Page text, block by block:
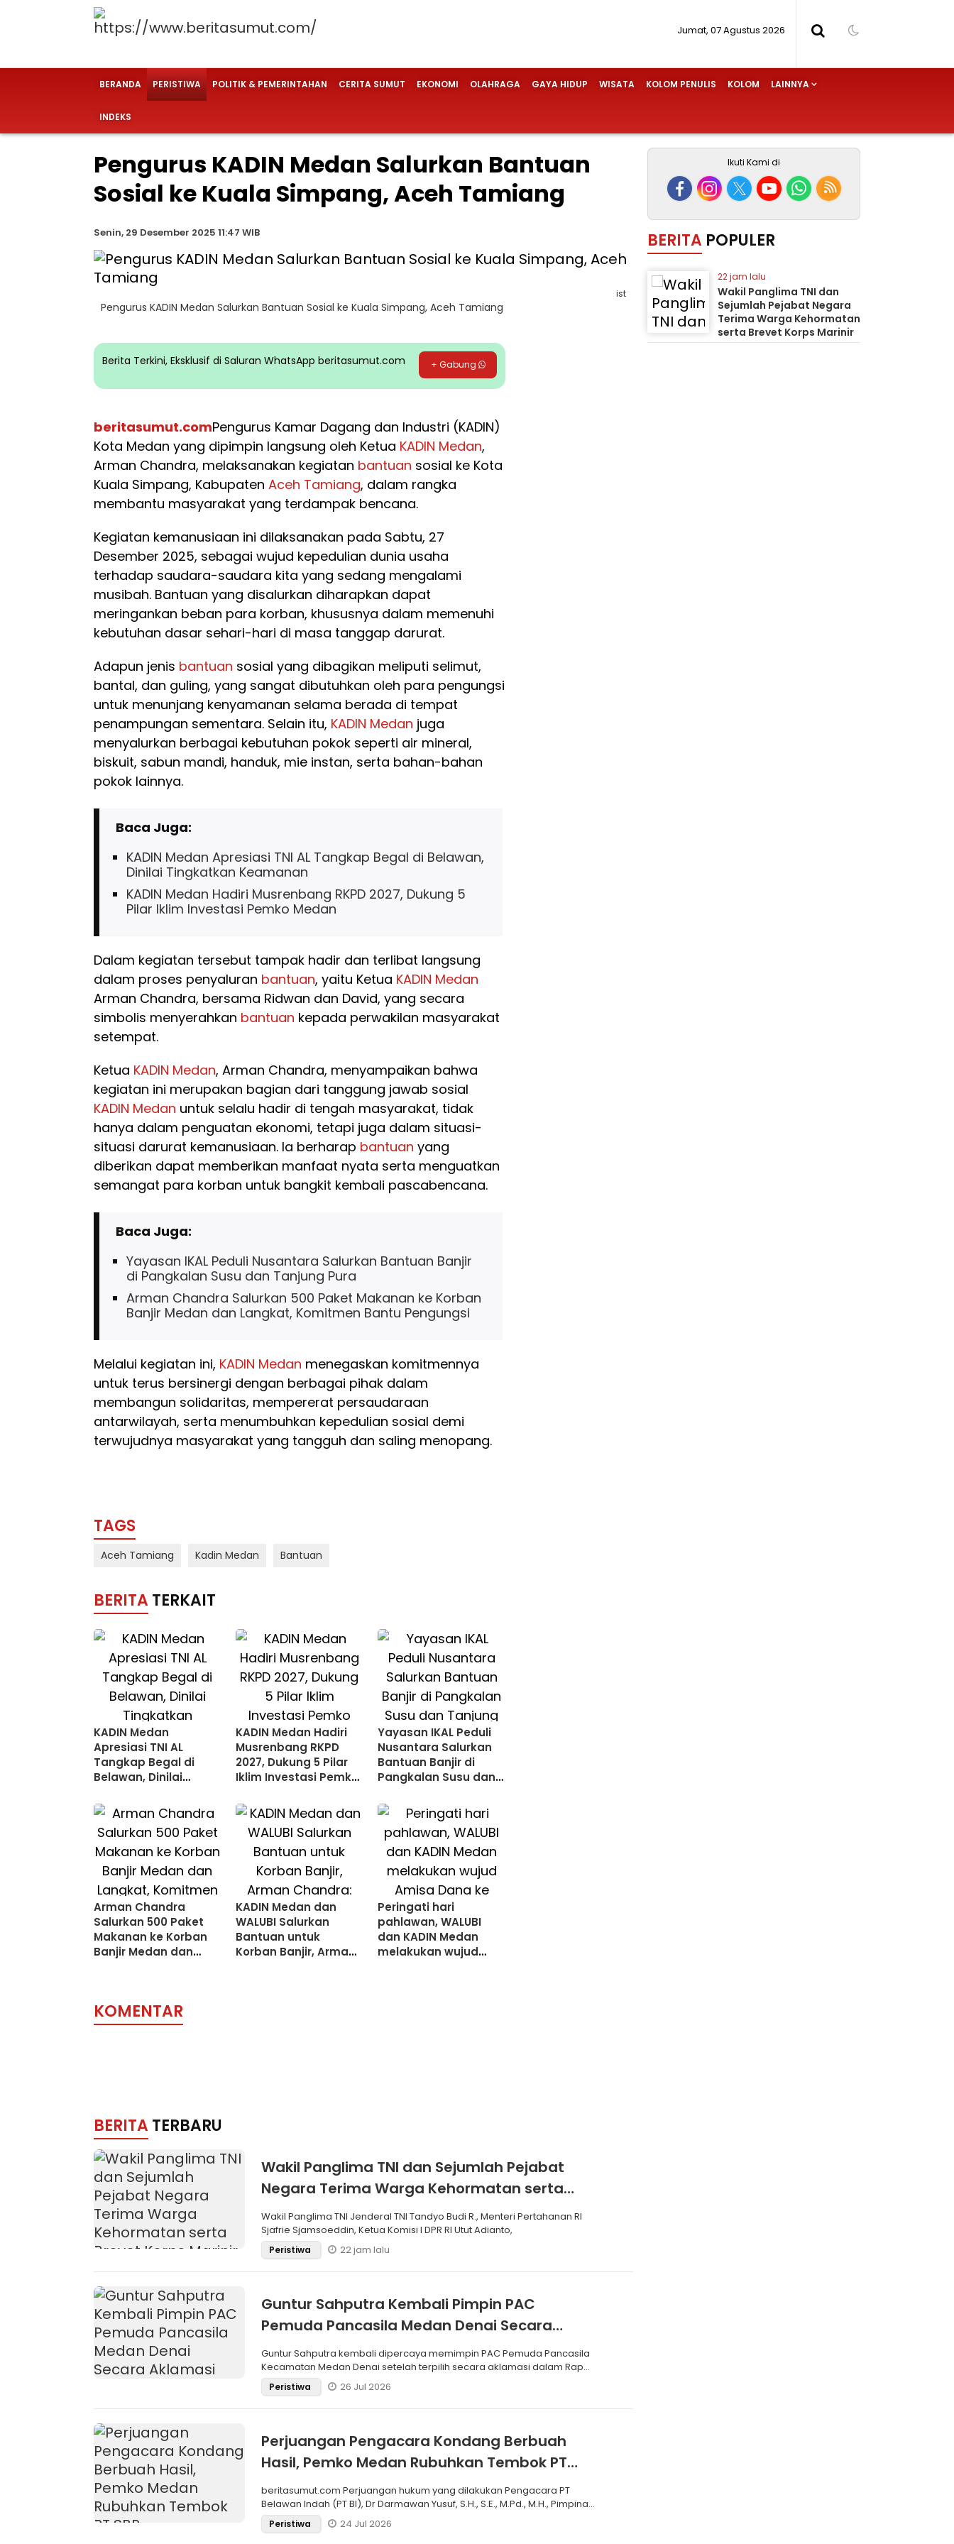
Jumat, 07 Agustus 2026
BERANDA PERISTIWA POLITIK & PEMERINTAHAN CERITA SUMUT EKONOMI OLAHRAGA GAYA HIDUP WISATA KOLOM PENULIS KOLOM LAINNYA
INDEKS
Pengurus KADIN Medan Salurkan Bantuan
Sosial ke Kuala Simpang, Aceh Tamiang
Senin, 29 Desember 2025 11:47 WIB
ist
Pengurus KADIN Medan Salurkan Bantuan Sosial ke Kuala Simpang, Aceh Tamiang
Berita Terkini, Eksklusif di Saluran WhatsApp beritasumut.com + Gabung
beritasumut.comPengurus Kamar Dagang dan Industri (KADIN)
Kota Medan yang dipimpin langsung oleh Ketua KADIN Medan,
Arman Chandra, melaksanakan kegiatan bantuan sosial ke Kota
Kuala Simpang, Kabupaten Aceh Tamiang, dalam rangka
membantu masyarakat yang terdampak bencana.
Kegiatan kemanusiaan ini dilaksanakan pada Sabtu, 27
Desember 2025, sebagai wujud kepedulian dunia usaha
terhadap saudara-saudara kita yang sedang mengalami
musibah. Bantuan yang disalurkan diharapkan dapat
meringankan beban para korban, khususnya dalam memenuhi
kebutuhan dasar sehari-hari di masa tanggap darurat.
Adapun jenis bantuan sosial yang dibagikan meliputi selimut,
bantal, dan guling, yang sangat dibutuhkan oleh para pengungsi
untuk menunjang kenyamanan selama berada di tempat
penampungan sementara. Selain itu, KADIN Medan juga
menyalurkan berbagai kebutuhan pokok seperti air mineral,
biskuit, sabun mandi, handuk, mie instan, serta bahan-bahan
pokok lainnya.
Baca Juga:
KADIN Medan Apresiasi TNI AL Tangkap Begal di Belawan,
Dinilai Tingkatkan Keamanan
KADIN Medan Hadiri Musrenbang RKPD 2027, Dukung 5
Pilar Iklim Investasi Pemko Medan
Dalam kegiatan tersebut tampak hadir dan terlibat langsung
dalam proses penyaluran bantuan, yaitu Ketua KADIN Medan
Arman Chandra, bersama Ridwan dan David, yang secara
simbolis menyerahkan bantuan kepada perwakilan masyarakat
setempat.
Ketua KADIN Medan, Arman Chandra, menyampaikan bahwa
kegiatan ini merupakan bagian dari tanggung jawab sosial
KADIN Medan untuk selalu hadir di tengah masyarakat, tidak
hanya dalam penguatan ekonomi, tetapi juga dalam situasi-
situasi darurat kemanusiaan. Ia berharap bantuan yang
diberikan dapat memberikan manfaat nyata serta menguatkan
semangat para korban untuk bangkit kembali pascabencana.
Baca Juga:
Yayasan IKAL Peduli Nusantara Salurkan Bantuan Banjir
di Pangkalan Susu dan Tanjung Pura
Arman Chandra Salurkan 500 Paket Makanan ke Korban
Banjir Medan dan Langkat, Komitmen Bantu Pengungsi
Melalui kegiatan ini, KADIN Medan menegaskan komitmennya
untuk terus bersinergi dengan berbagai pihak dalam
membangun solidaritas, mempererat persaudaraan
antarwilayah, serta menumbuhkan kepedulian sosial demi
terwujudnya masyarakat yang tangguh dan saling menopang.
TAGS
Aceh Tamiang Kadin Medan Bantuan
BERITA TERKAIT
KADIN Medan
Apresiasi TNI AL
Tangkap Begal di
Belawan, Dinilai
Keamanan
KADIN Medan Hadiri
Musrenbang RKPD
2027, Dukung 5 Pilar
Iklim Investasi Pemko
Yayasan IKAL Peduli
Nusantara Salurkan
Bantuan Banjir di
Pangkalan Susu dan
Arman Chandra
Salurkan 500 Paket
Makanan ke Korban
Banjir Medan dan
KADIN Medan dan
WALUBI Salurkan
Bantuan untuk
Korban Banjir, Arman
Peringati hari
pahlawan, WALUBI
dan KADIN Medan
melakukan wujud
KOMENTAR
BERITA TERBARU
Wakil Panglima TNI dan Sejumlah Pejabat
Negara Terima Warga Kehormatan serta
Brevet Korps Marinir
Wakil Panglima TNI Jenderal TNI Tandyo Budi R., Menteri Pertahanan RI
Sjafrie Sjamsoeddin, Ketua Komisi I DPR RI Utut Adianto,
Peristiwa 22 jam lalu
Guntur Sahputra Kembali Pimpin PAC
Pemuda Pancasila Medan Denai Secara
Aklamasi
Guntur Sahputra kembali dipercaya memimpin PAC Pemuda Pancasila
Kecamatan Medan Denai setelah terpilih secara aklamasi dalam Rapat
Pemilihan
Peristiwa 26 Jul 2026
Perjuangan Pengacara Kondang Berbuah
Hasil, Pemko Medan Rubuhkan Tembok PT
SBP
beritasumut.com Perjuangan hukum yang dilakukan Pengacara PT
Belawan Indah (PT BI), Dr Darmawan Yusuf, S.H., S.E., M.Pd., M.H., Pimpinan
LaPeristiwa 24 Jul 2026
Ikuti Kami di
BERITA POPULER
22 jam lalu
Wakil Panglima TNI dan
Sejumlah Pejabat Negara
Terima Warga Kehormatan
serta Brevet Korps Marinir